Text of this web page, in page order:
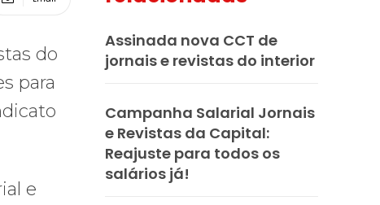
do
para
e
Assinada nova CCT de
jornais e revistas do interior
Campanha Salarial Jornais
e Revistas da Capital:
Reajuste para todos os
salários já!